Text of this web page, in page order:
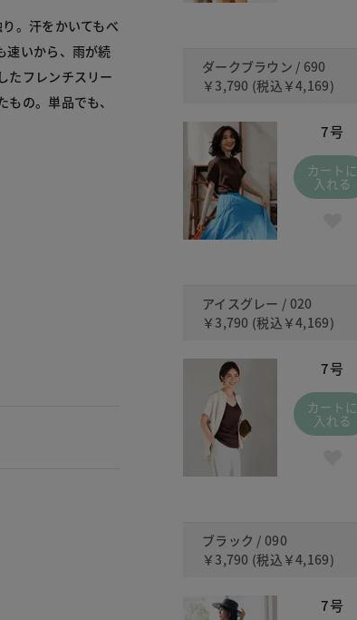
。汗をかいてもべ
速いから、雨が続
たフレンチスリー
の。単品でも、
ダークブラウン / 690
￥3,790 (税込 ￥4,169)
7号
カートに
入れる
アイスグレー / 020
￥3,790 (税込 ￥4,169)
7号
カートに
入れる
ブラック / 090
￥3,790 (税込 ￥4,169)
7号